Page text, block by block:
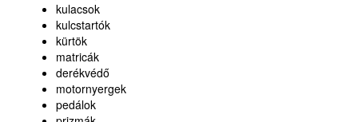
kulacsok
kulcstartók
kürtök
matricák
derékvédő
motornyergek
pedálok